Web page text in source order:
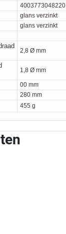
4003773048220
glans verzinkt
glans verzinkt
2,8 Ø mm
1,8 Ø mm
00 mm
280 mm
455 g